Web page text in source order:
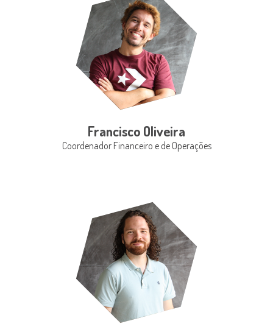
Francisco Oliveira
Coordenador Financeiro e de Operações